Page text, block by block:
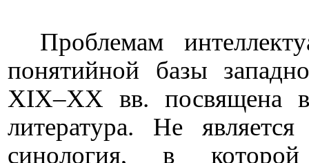
Проблемам
понятийной базы
XIX–XX вв. посвящена
литература. Не
синология, в